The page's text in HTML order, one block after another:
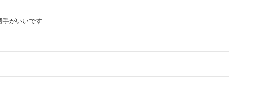
手がいいです